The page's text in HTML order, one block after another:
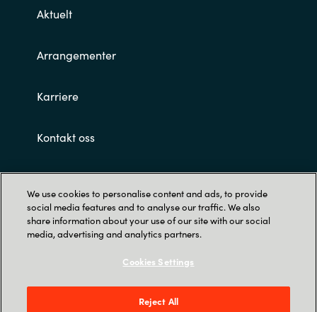
Aktuelt
Arrangementer
Karriere
Kontakt oss
Customer terms and conditions
We use cookies to personalise content and ads, to provide
social media features and to analyse our traffic. We also
share information about your use of our site with our social
media, advertising and analytics partners.
Cookies Settings
Reject All